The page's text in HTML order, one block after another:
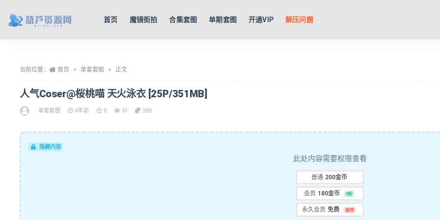
首页 魔镜街拍 合集套图 单期套图 开通VIP 解压问题
当前位置： 首页 单套套图 正文
人气Coser@桜桃喵 天火泳衣 [25P/351MB]
单套套图 6年前 0 31 200
隐藏内容
此处内容需要权限查看
普通 200金币
会员 180金币 9折
永久会员 免费 推荐
全部